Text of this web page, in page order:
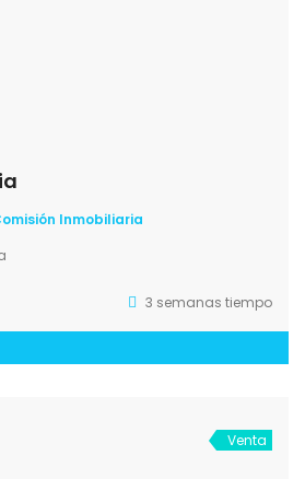
Inmobiliaria
3 semanas tiempo
Venta